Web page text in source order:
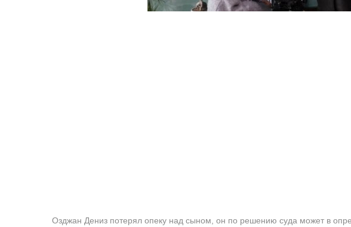
Озджан Дениз потерял опеку над сыном, он по решению суда может в